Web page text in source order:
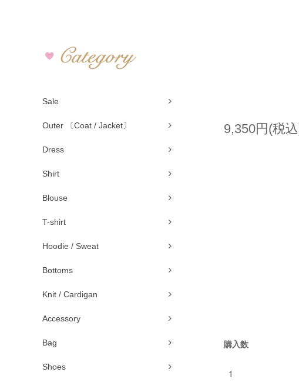
Sale
Outer 〔Coat / Jacket〕
Dress
Shirt
Blouse
T-shirt
Hoodie / Sweat
Bottoms
Knit / Cardigan
Accessory
Bag
Shoes
9,350円(税
購入数